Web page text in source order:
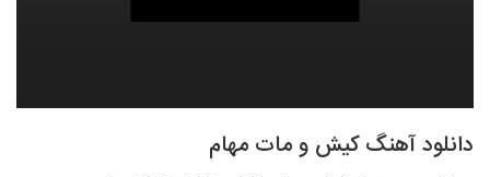
دانلود آهنگ کیش و مات مهام